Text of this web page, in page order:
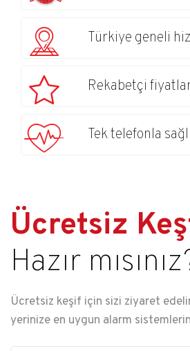
Türkiye geneli
Rekabetçi
Tek telefonla
Ücretsiz
Hazır
Ücretsiz keşif için sizi ziyaret
yerinize en uygun alarm